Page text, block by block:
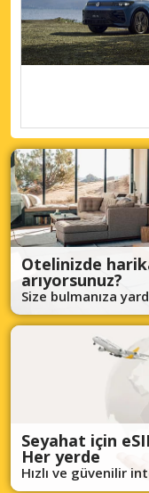
Otelinizde
arıyorsunuz?
Size bulmanıza
Seyahat için
Her yerde
Hızlı ve güvenilir